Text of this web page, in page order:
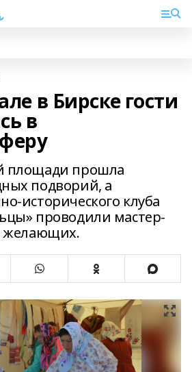
в Бирске гости
в
площади прошла
подворий, а
исторического клуба
проводили мастер-
желающих.